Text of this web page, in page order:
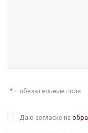
* – обязательные поля
Даю согласие на